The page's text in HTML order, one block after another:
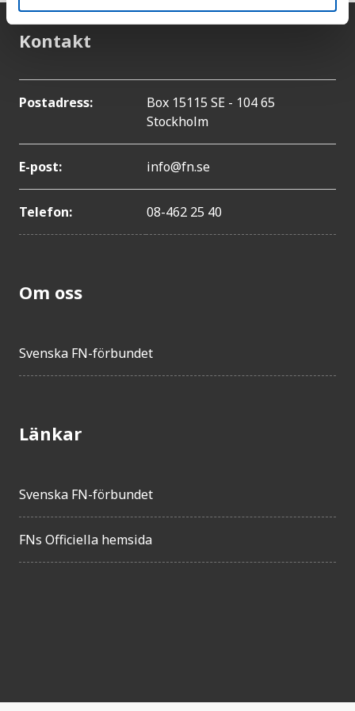
Kontakt
Postadress:
Box 15115 SE - 104 65
Stockholm
E-post: info@fn.se
Telefon: 08-462 25 40
Om oss
Svenska FN-förbundet
Länkar
Svenska FN-förbundet
FNs Officiella hemsida